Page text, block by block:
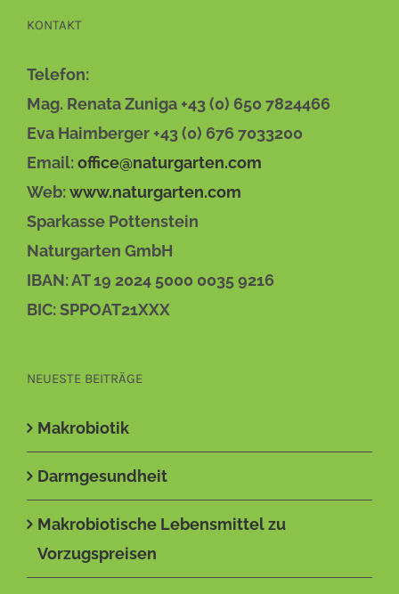
KONTAKT
Telefon:
Mag. Renata Zuniga +43 (0) 650 7824466
Eva Haimberger +43 (0) 676 7033200
Email:office@naturgarten.com
Web:www.naturgarten.com
Sparkasse Pottenstein
Naturgarten GmbH
IBAN: AT 19 2024 5000 0035 9216
BIC: SPPOAT21XXX
NEUESTE BEITRÄGE
Makrobiotik
Darmgesundheit
Makrobiotische Lebensmittel zu
Vorzugspreisen